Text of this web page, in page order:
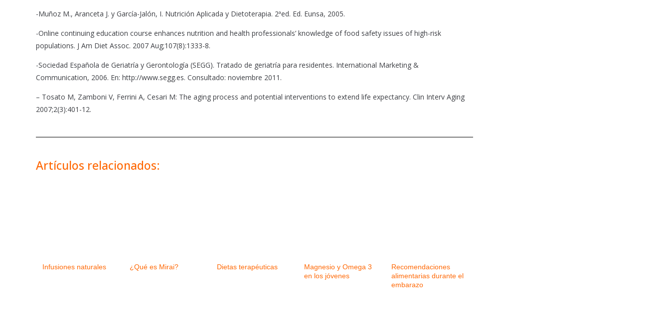
-Muñoz M., Aranceta J. y García-Jalón, I. Nutrición Aplicada y Dietoterapia. 2ªed. Ed. Eunsa, 2005.
-Online continuing education course enhances nutrition and health professionals’ knowledge of food safety issues of high-risk
populations. J Am Diet Assoc. 2007 Aug;107(8):1333-8.
-Sociedad Española de Geriatría y Gerontología (SEGG). Tratado de geriatría para residentes. International Marketing &
Communication, 2006. En: http://www.segg.es. Consultado: noviembre 2011.
– Tosato M, Zamboni V, Ferrini A, Cesari M: The aging process and potential interventions to extend life expectancy. Clin Interv Aging
2007;2(3):401-12.
Artículos relacionados:
Infusiones naturales ¿Qué es Mirai? Dietas terapéuticas
Magnesio y Omega 3
en los jóvenes
Recomendaciones
alimentarias durante el
embarazo